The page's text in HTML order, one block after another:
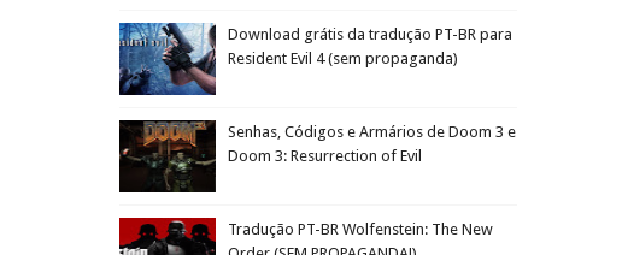
Download grátis da tradução PT-BR para
Resident Evil 4 (sem propaganda)
Senhas, Códigos e Armários de Doom 3 e
Doom 3: Resurrection of Evil
Tradução PT-BR Wolfenstein: The New